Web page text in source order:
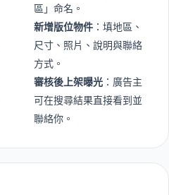
區」命名。
新增版位物件 ：填地區、
尺寸、照片、說明與聯絡
方式。
審核後上架曝光 ：廣告主
可在搜尋結果直接看到並
聯絡你。